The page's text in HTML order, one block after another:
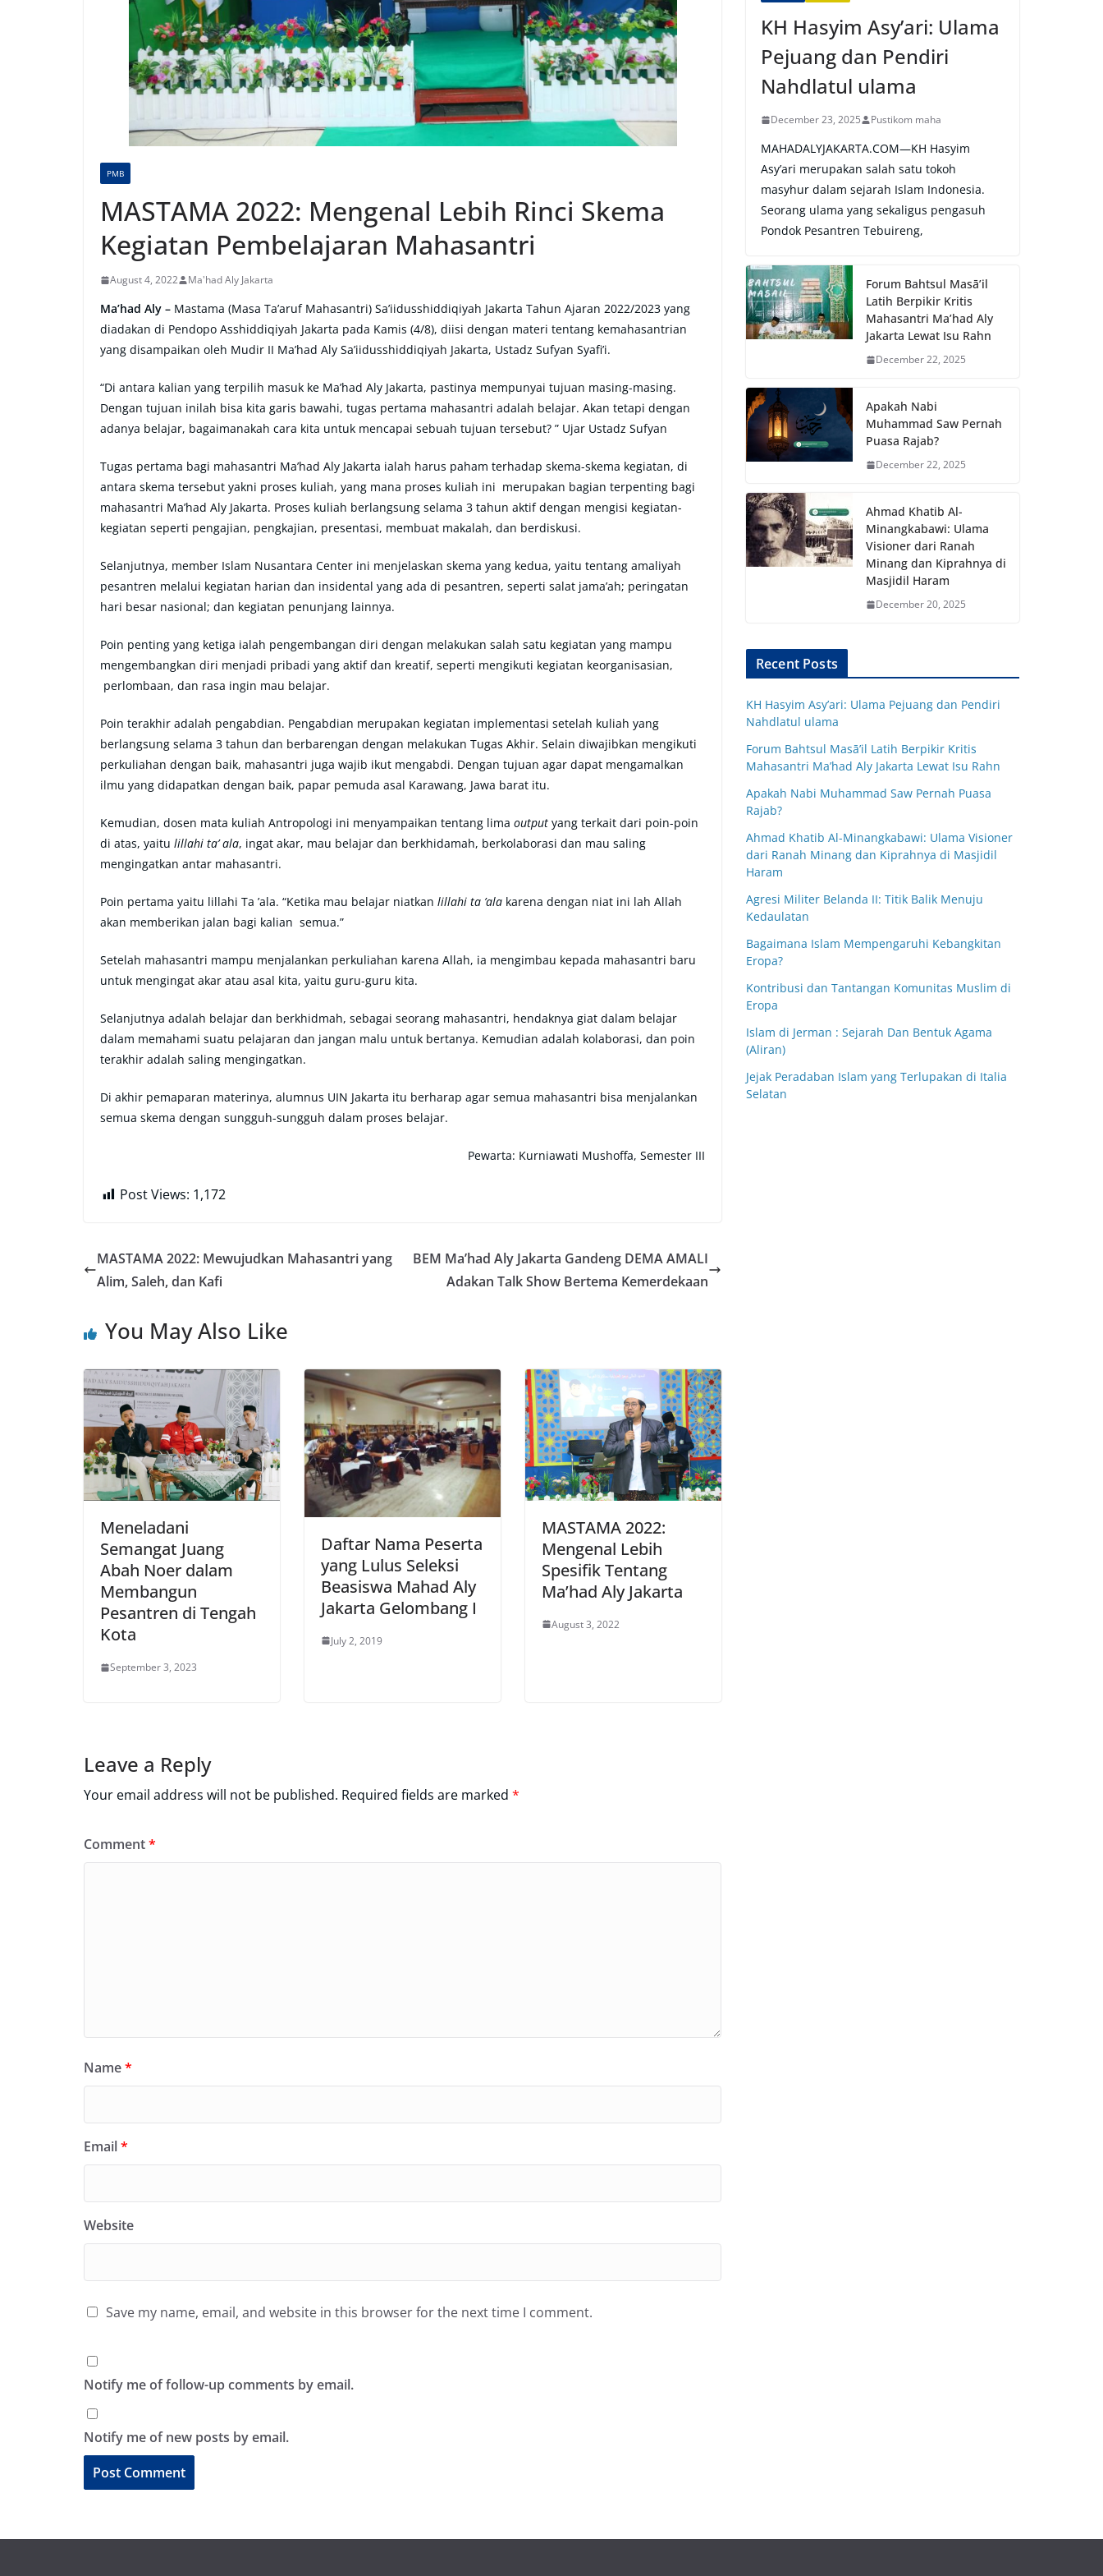
PMB
MASTAMA 2022: Mengenal Lebih Rinci Skema
Kegiatan Pembelajaran Mahasantri
August 4, 2022 Ma'had Aly Jakarta
Ma’had Aly – Mastama (Masa Ta’aruf Mahasantri) Sa’iidusshiddiqiyah Jakarta Tahun Ajaran 2022/2023 yang
diadakan di Pendopo Asshiddiqiyah Jakarta pada Kamis (4/8), diisi dengan materi tentang kemahasantrian
yang disampaikan oleh Mudir II Ma’had Aly Sa’iidusshiddiqiyah Jakarta, Ustadz Sufyan Syafi’i.
“Di antara kalian yang terpilih masuk ke Ma’had Aly Jakarta, pastinya mempunyai tujuan masing-masing.
Dengan tujuan inilah bisa kita garis bawahi, tugas pertama mahasantri adalah belajar. Akan tetapi dengan
adanya belajar, bagaimanakah cara kita untuk mencapai sebuah tujuan tersebut? ” Ujar Ustadz Sufyan
Tugas pertama bagi mahasantri Ma’had Aly Jakarta ialah harus paham terhadap skema-skema kegiatan, di
antara skema tersebut yakni proses kuliah, yang mana proses kuliah ini merupakan bagian terpenting bagi
mahasantri Ma’had Aly Jakarta. Proses kuliah berlangsung selama 3 tahun aktif dengan mengisi kegiatan-
kegiatan seperti pengajian, pengkajian, presentasi, membuat makalah, dan berdiskusi.
Selanjutnya, member Islam Nusantara Center ini menjelaskan skema yang kedua, yaitu tentang amaliyah
pesantren melalui kegiatan harian dan insidental yang ada di pesantren, seperti salat jama’ah; peringatan
hari besar nasional; dan kegiatan penunjang lainnya.
Poin penting yang ketiga ialah pengembangan diri dengan melakukan salah satu kegiatan yang mampu
mengembangkan diri menjadi pribadi yang aktif dan kreatif, seperti mengikuti kegiatan keorganisasian,
perlombaan, dan rasa ingin mau belajar.
Poin terakhir adalah pengabdian. Pengabdian merupakan kegiatan implementasi setelah kuliah yang
berlangsung selama 3 tahun dan berbarengan dengan melakukan Tugas Akhir. Selain diwajibkan mengikuti
perkuliahan dengan baik, mahasantri juga wajib ikut mengabdi. Dengan tujuan agar dapat mengamalkan
ilmu yang didapatkan dengan baik, papar pemuda asal Karawang, Jawa barat itu.
Kemudian, dosen mata kuliah Antropologi ini menyampaikan tentang lima output yang terkait dari poin-poin
di atas, yaitu lillahi ta’ ala, ingat akar, mau belajar dan berkhidamah, berkolaborasi dan mau saling
mengingatkan antar mahasantri.
Poin pertama yaitu lillahi Ta ’ala. “Ketika mau belajar niatkan lillahi ta ’ala karena dengan niat ini lah Allah
akan memberikan jalan bagi kalian semua.”
Setelah mahasantri mampu menjalankan perkuliahan karena Allah, ia mengimbau kepada mahasantri baru
untuk mengingat akar atau asal kita, yaitu guru-guru kita.
Selanjutnya adalah belajar dan berkhidmah, sebagai seorang mahasantri, hendaknya giat dalam belajar
dalam memahami suatu pelajaran dan jangan malu untuk bertanya. Kemudian adalah kolaborasi, dan poin
terakhir adalah saling mengingatkan.
Di akhir pemaparan materinya, alumnus UIN Jakarta itu berharap agar semua mahasantri bisa menjalankan
semua skema dengan sungguh-sungguh dalam proses belajar.
Pewarta: Kurniawati Mushoffa, Semester III
Post Views: 1,172
MASTAMA 2022: Mewujudkan Mahasantri yang
Alim, Saleh, dan Kafi
BEM Ma’had Aly Jakarta Gandeng DEMA AMALI
Adakan Talk Show Bertema Kemerdekaan
You May Also Like
Meneladani
Semangat Juang
Abah Noer dalam
Membangun
Pesantren di Tengah
Kota
September 3, 2023
Daftar Nama Peserta
yang Lulus Seleksi
Beasiswa Mahad Aly
Jakarta Gelombang I
July 2, 2019
MASTAMA 2022:
Mengenal Lebih
Spesifik Tentang
Ma’had Aly Jakarta
August 3, 2022
Leave a Reply
Your email address will not be published. Required fields are marked *
Comment*
Name*
Email*
Website
Save my name, email, and website in this browser for the next time I comment.
Notify me of follow-up comments by email.
Notify me of new posts by email.
KH Hasyim Asy’ari: Ulama
Pejuang dan Pendiri
Nahdlatul ulama
December 23, 2025 Pustikom maha
MAHADALYJAKARTA.COM—KH Hasyim
Asy’ari merupakan salah satu tokoh
masyhur dalam sejarah Islam Indonesia.
Seorang ulama yang sekaligus pengasuh
Pondok Pesantren Tebuireng,
Forum Bahtsul Masā’il
Latih Berpikir Kritis
Mahasantri Ma’had Aly
Jakarta Lewat Isu Rahn
December 22, 2025
Apakah Nabi
Muhammad Saw Pernah
Puasa Rajab?
December 22, 2025
Ahmad Khatib Al-
Minangkabawi: Ulama
Visioner dari Ranah
Minang dan Kiprahnya di
Masjidil Haram
December 20, 2025
Recent Posts
KH Hasyim Asy’ari: Ulama Pejuang dan Pendiri
Nahdlatul ulama
Forum Bahtsul Masā’il Latih Berpikir Kritis
Mahasantri Ma’had Aly Jakarta Lewat Isu Rahn
Apakah Nabi Muhammad Saw Pernah Puasa
Rajab?
Ahmad Khatib Al-Minangkabawi: Ulama Visioner
dari Ranah Minang dan Kiprahnya di Masjidil
Haram
Agresi Militer Belanda II: Titik Balik Menuju
Kedaulatan
Bagaimana Islam Mempengaruhi Kebangkitan
Eropa?
Kontribusi dan Tantangan Komunitas Muslim di
Eropa
Islam di Jerman : Sejarah Dan Bentuk Agama
(Aliran)
Jejak Peradaban Islam yang Terlupakan di Italia
Selatan